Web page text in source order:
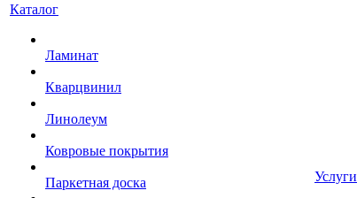
Каталог
Ламинат
Кварцвинил
Линолеум
Ковровые покрытия
Паркетная доска
Услуги